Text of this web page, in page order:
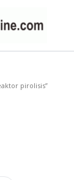
pirolisis”